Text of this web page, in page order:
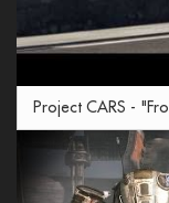
Project CARS -